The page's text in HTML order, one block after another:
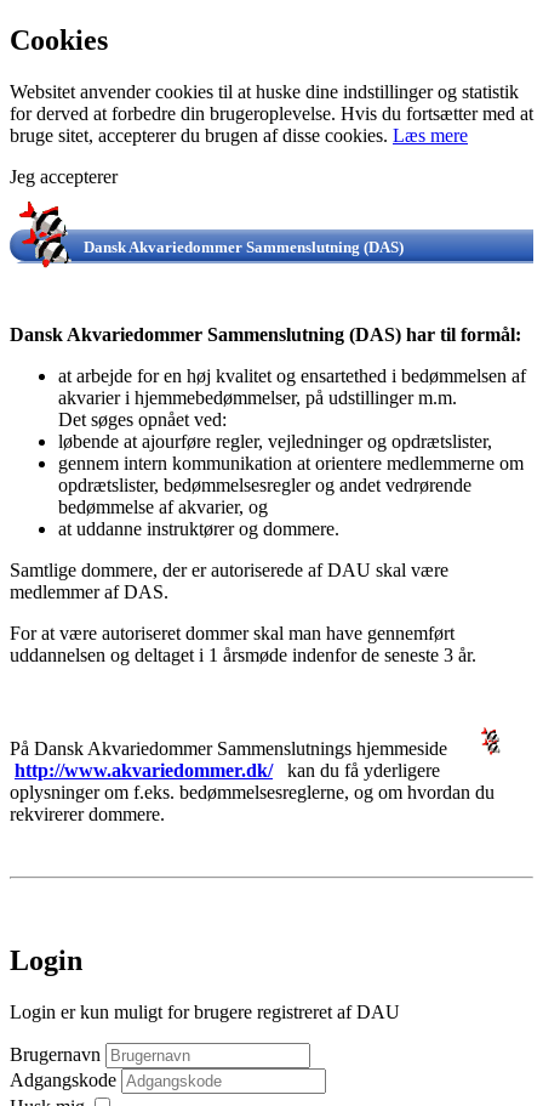
Cookies
Websitet anvender cookies til at huske dine indstillinger og statistik
for derved at forbedre din brugeroplevelse. Hvis du fortsætter med at
bruge sitet, accepterer du brugen af disse cookies. Læs mere
Jeg accepterer
Dansk Akvariedommer Sammenslutning (DAS)
Dansk Akvariedommer Sammenslutning (DAS) har til formål:
at arbejde for en høj kvalitet og ensartethed i bedømmelsen af
akvarier i hjemmebedømmelser, på udstillinger m.m.
Det søges opnået ved:
løbende at ajourføre regler, vejledninger og opdrætslister,
gennem intern kommunikation at orientere medlemmerne om
opdrætslister, bedømmelsesregler og andet vedrørende
bedømmelse af akvarier, og
at uddanne instruktører og dommere.
Samtlige dommere, der er autoriserede af DAU skal være
medlemmer af DAS.
For at være autoriseret dommer skal man have gennemført
uddannelsen og deltaget i 1 årsmøde indenfor de seneste 3 år.
På Dansk Akvariedommer Sammenslutnings hjemmeside
http://www.akvariedommer.dk/kan du få yderligere
oplysninger om f.eks. bedømmelsesreglerne, og om hvordan du
rekvirerer dommere.
Login
Login er kun muligt for brugere registreret af DAU
Brugernavn
Adgangskode